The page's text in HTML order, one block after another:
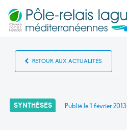
RETOUR AUX ACTUALITÉS
SYNTHÈSES Publié le1 février 2013